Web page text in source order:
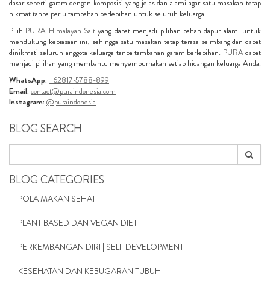
dasar seperti garam dengan komposisi yang jelas dan alami agar satu masakan tetap
nikmat tanpa perlu tambahan berlebihan untuk seluruh keluarga.
Pilih PURA Himalayan Salt yang dapat menjadi pilihan bahan dapur alami untuk
mendukung kebiasaan ini, sehingga satu masakan tetap terasa seimbang dan dapat
dinikmati seluruh anggota keluarga tanpa tambahan garam berlebihan. PURAdapat
menjadi pilihan yang membantu menyempurnakan setiap hidangan keluarga Anda.
WhatsApp: +62817-5788-899
Email: contact@puraindonesia.com
Instagram: @puraindonesia
BLOG SEARCH
BLOG CATEGORIES
POLA MAKAN SEHAT
PLANT BASED DAN VEGAN DIET
PERKEMBANGAN DIRI | SELF DEVELOPMENT
KESEHATAN DAN KEBUGARAN TUBUH